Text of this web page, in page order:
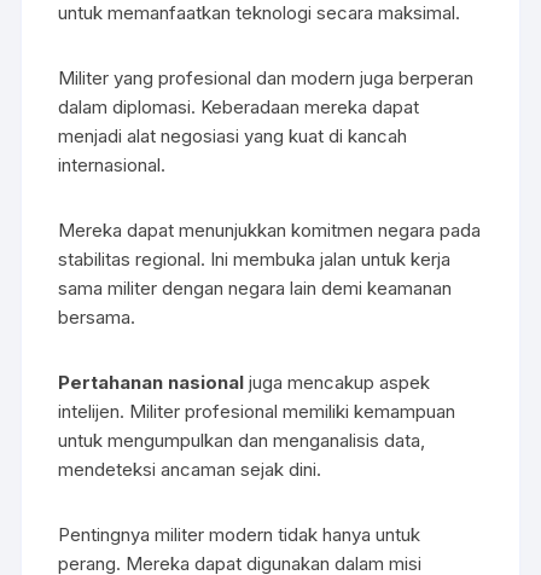
untuk memanfaatkan teknologi secara maksimal.
Militer yang profesional dan modern juga berperan
dalam diplomasi. Keberadaan mereka dapat
menjadi alat negosiasi yang kuat di kancah
internasional.
Mereka dapat menunjukkan komitmen negara pada
stabilitas regional. Ini membuka jalan untuk kerja
sama militer dengan negara lain demi keamanan
bersama.
Pertahanan nasional juga mencakup aspek
intelijen. Militer profesional memiliki kemampuan
untuk mengumpulkan dan menganalisis data,
mendeteksi ancaman sejak dini.
Pentingnya militer modern tidak hanya untuk
perang. Mereka dapat digunakan dalam misi